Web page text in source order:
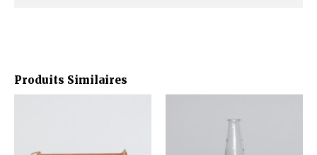
Produits Similaires